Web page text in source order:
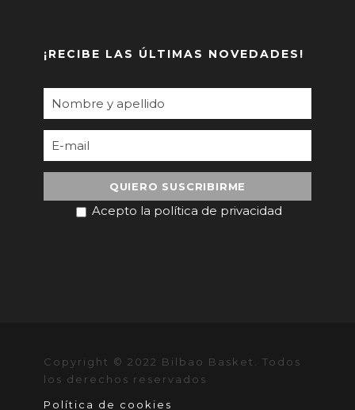
¡RECIBE LAS ÚLTIMAS NOVEDADES!
Acepto la política de privacidad
Copyright © 2022 Bilbao Basket. Todos
los derechos reservados
Política de cookies